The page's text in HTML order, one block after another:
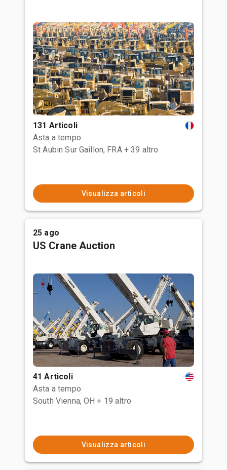
131 Articoli
Asta a tempo
St Aubin Sur Gaillon, FRA + 39 altro
Visualizza articoli
25 ago
US Crane Auction
41 Articoli
Asta a tempo
South Vienna, OH + 19 altro
Visualizza articoli